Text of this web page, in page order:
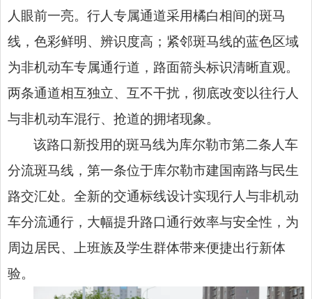
人眼前一亮。行人专属通道采用橘白相间的斑马
线，色彩鲜明、辨识度高；紧邻斑马线的蓝色区域
为非机动车专属通行道，路面箭头标识清晰直观。
两条通道相互独立、互不干扰，彻底改变以往行人
与非机动车混行、抢道的拥堵现象。
该路口新投用的斑马线为库尔勒市第二条人车
分流斑马线，第一条位于库尔勒市建国南路与民生
路交汇处。全新的交通标线设计实现行人与非机动
车分流通行，大幅提升路口通行效率与安全性，为
周边居民、上班族及学生群体带来便捷出行新体
验。